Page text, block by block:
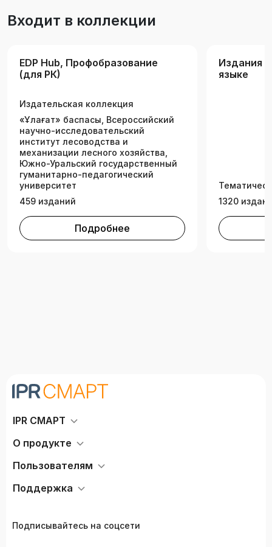
технологиялары мамандықтары бойынша
осы саладағы колледж бен кәсіптік
лицейлердің оқушыларына да пайдалы болары
Входит в коллекции
EDP Hub, Профобразование
(для РК)
Издательская коллекция
«Ұлағат» баспасы, Всероссийский
научно-исследовательский
институт лесоводства и
механизации лесного хозяйства,
Южно-Уральский государственный
гуманитарно-педагогический
университет
459 изданий
Подробнее
Издания
языке
1320
IPR СМАРТ
О продукте
Пользователям
Поддержка
Подписывайтесь на соцсети